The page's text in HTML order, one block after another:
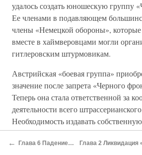
удалось создать юношескую группу
Ее членами в подавляющем
члены «Немецкой обороны»,
вместе в хаймверовцами могли
гитлеровским штурмовикам.
Австрийская «боевая группа»
значение после запрета «Черного
Теперь она стала ответственной за
деятельности всего
Необходимость издавать
нелегально должна была
договориться Штрассеру и Шульцу о
← Глава 6 Падение Грегора Штрассера